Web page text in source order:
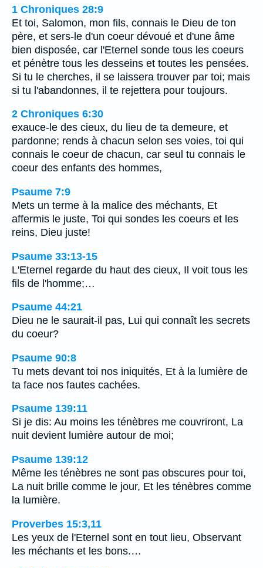
1 Chroniques 28:9
Et toi, Salomon, mon fils, connais le Dieu de ton
père, et sers-le d'un coeur dévoué et d'une âme
bien disposée, car l'Eternel sonde tous les coeurs
et pénètre tous les desseins et toutes les pensées.
Si tu le cherches, il se laissera trouver par toi; mais
si tu l'abandonnes, il te rejettera pour toujours.
2 Chroniques 6:30
exauce-le des cieux, du lieu de ta demeure, et
pardonne; rends à chacun selon ses voies, toi qui
connais le coeur de chacun, car seul tu connais le
coeur des enfants des hommes,
Psaume 7:9
Mets un terme à la malice des méchants, Et
affermis le juste, Toi qui sondes les coeurs et les
reins, Dieu juste!
Psaume 33:13-15
L'Eternel regarde du haut des cieux, Il voit tous les
fils de l'homme;…
Psaume 44:21
Dieu ne le saurait-il pas, Lui qui connaît les secrets
du coeur?
Psaume 90:8
Tu mets devant toi nos iniquités, Et à la lumière de
ta face nos fautes cachées.
Psaume 139:11
Si je dis: Au moins les ténèbres me couvriront, La
nuit devient lumière autour de moi;
Psaume 139:12
Même les ténèbres ne sont pas obscures pour toi,
La nuit brille comme le jour, Et les ténèbres comme
la lumière.
Proverbes 15:3,11
Les yeux de l'Eternel sont en tout lieu, Observant
les méchants et les bons.…